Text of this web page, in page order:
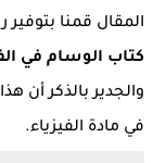
المقال قمنا
كتاب الوسام في
والجدير بالذكر أن
في مادة الفيزياء.